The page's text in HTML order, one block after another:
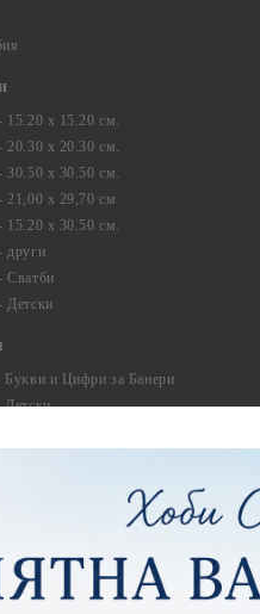
15.20 х 15.20 см.
20.30 х 20.30 см.
30.50 х 30.50 см.
21,00 х 29,70 см
15.20 x 30.50 см.
други
Сватби
Детски
Букви и Цифри за Банери
Детски
Любов, Сватба, Свети Валентин
Дантели, бордюри, ъгли
Цветя, листа и клони
За Жени